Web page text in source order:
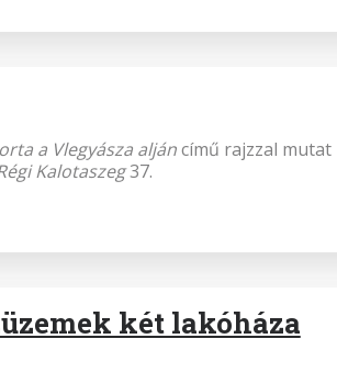
a Vlegyásza aljáncímű rajzzal mutat
Kalotaszeg37.
két lakóháza